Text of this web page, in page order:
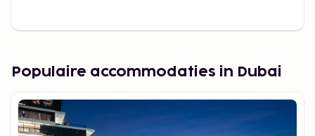
Populaire accommodaties in Dubai